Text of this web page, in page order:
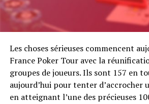
Les choses sérieuses commencent
France Poker Tour avec la
groupes de joueurs. Ils sont 157 en
aujourd’hui pour tenter d’accrocher
en atteignant l’une des précieuses